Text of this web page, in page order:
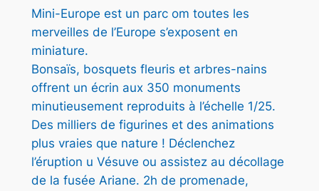
.
P
E
+
A
T
O
M
I
U
M
Mini-Europe est un parc om toutes les
merveilles de l’Europe s’exposent en
miniature.
Bonsaïs, bosquets fleuris et arbres-nains
offrent un écrin aux 350 monuments
minutieusement reproduits à l’échelle 1/25.
Des milliers de figurines et des animations
plus vraies que nature ! Déclenchez
l’éruption u Vésuve ou assistez au décollage
de la fusée Ariane. 2h de promenade,